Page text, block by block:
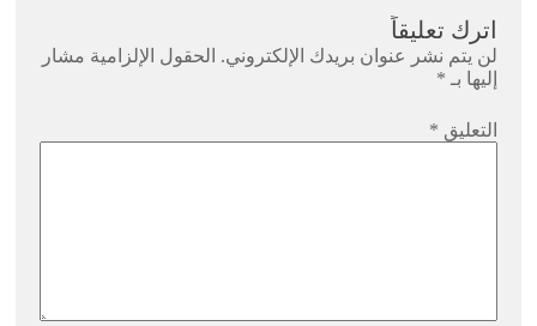
اترك تعليقاً
لن يتم نشر عنوان بريدك الإلكتروني. الحقول الإلزامية مشار
إليها بـ *
التعليق *